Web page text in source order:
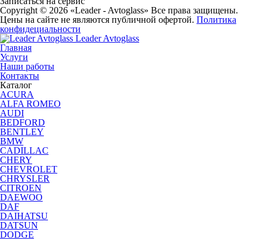
Copyright © 2026 «Leader - Avtoglass» Все права защищены.
Цены на сайте не являются публичной офертой. Политика
конфидециальности
Leader Avtoglass
Главная
Услуги
Наши работы
Контакты
Каталог
ACURA
ALFA ROMEO
AUDI
BEDFORD
BENTLEY
BMW
CADILLAC
CHERY
CHEVROLET
CHRYSLER
CITROEN
DAEWOO
DAF
DAIHATSU
DATSUN
DODGE